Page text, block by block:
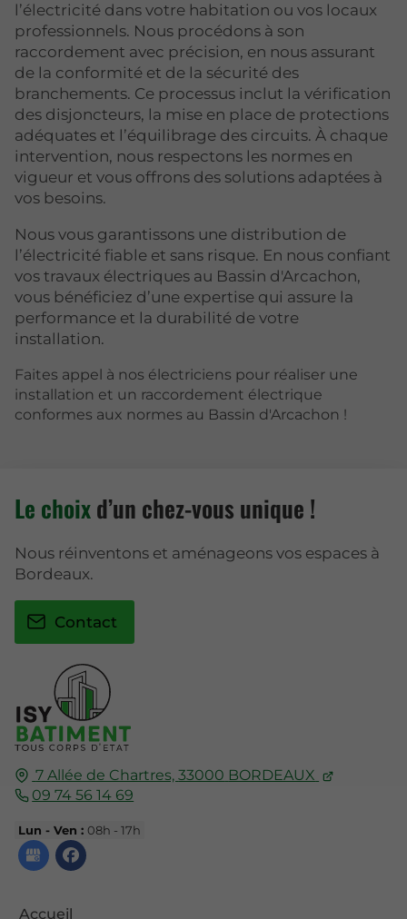
l’électricité dans votre habitation ou vos locaux
professionnels. Nous procédons à son
raccordement avec précision, en nous assurant
de la conformité et de la sécurité des
branchements. Ce processus inclut la vérification
des disjoncteurs, la mise en place de protections
adéquates et l’équilibrage des circuits. À chaque
intervention, nous respectons les normes en
vigueur et vous offrons des solutions adaptées à
vos besoins.
Nous vous garantissons une distribution de
l’électricité fiable et sans risque. En nous confiant
vos travaux électriques au Bassin d'Arcachon,
vous bénéficiez d’une expertise qui assure la
performance et la durabilité de votre
installation.
Faites appel à nos électriciens pour réaliser une
installation et un raccordement électrique
conformes aux normes au Bassin d'Arcachon !
7 Allée de Chartres,33000 BORDEAUX
09 74 56 14 69
Lun - Ven :08h - 17h
Accueil
Le choixd’un chez-vous unique !
Nous réinventons et aménageons vos espaces à
Bordeaux.
Contact